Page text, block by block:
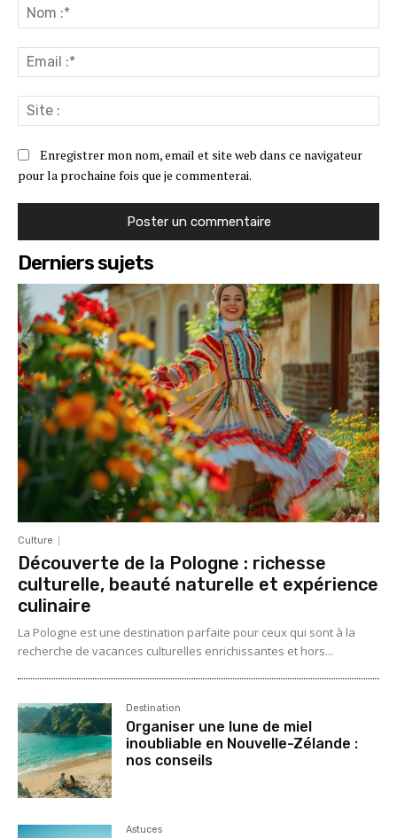
:*
:*
:
Enregistrer mon nom, email et site web dans ce navigateur
pour la prochaine fois que je commenterai.
Derniers sujets
Culture
Découverte de la Pologne : richesse
culturelle, beauté naturelle et expérience
culinaire
La Pologne est une destination parfaite pour ceux qui sont à la
recherche de vacances culturelles enrichissantes et hors...
Destination
Organiser une lune de miel
inoubliable en Nouvelle-Zélande :
nos conseils
Astuces